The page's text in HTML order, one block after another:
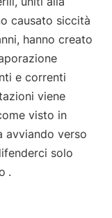
causato siccità
hanno creato
e correnti
viene
visto in
avviando verso
solo
.